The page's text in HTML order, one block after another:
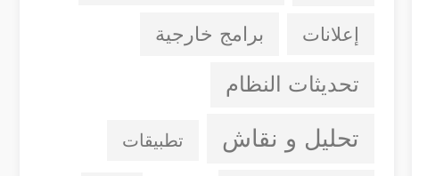
إعلانات برامج خارجية
تحديثات النظام
تحليل و نقاش تطبيقات